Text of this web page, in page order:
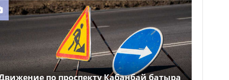
по проспекту Кабанбай батыра